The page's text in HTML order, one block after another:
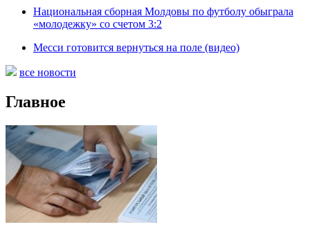
Национальная сборная Молдовы по футболу обыграла
«молодежку» со счетом 3:2
Месси готовится вернуться на поле (видео)
все новости
Главное